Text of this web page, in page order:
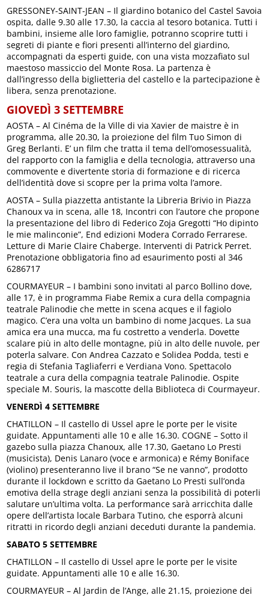
GRESSONEY-SAINT-JEAN – Il giardino botanico del Castel Savoia
ospita, dalle 9.30 alle 17.30, la caccia al tesoro botanica. Tutti i
bambini, insieme alle loro famiglie, potranno scoprire tutti i
segreti di piante e fiori presenti all’interno del giardino,
accompagnati da esperti guide, con una vista mozzafiato sul
maestoso massiccio del Monte Rosa. La partenza è
dall’ingresso della biglietteria del castello e la partecipazione è
libera, senza prenotazione.
GIOVEDÌ 3 SETTEMBRE
AOSTA – Al Cinéma de la Ville di via Xavier de maistre è in
programma, alle 20.30, la proiezione del film Tuo Simon di
Greg Berlanti. E’ un film che tratta il tema dell’omosessualità,
del rapporto con la famiglia e della tecnologia, attraverso una
commovente e divertente storia di formazione e di ricerca
dell’identità dove si scopre per la prima volta l’amore.
AOSTA – Sulla piazzetta antistante la Libreria Brivio in Piazza
Chanoux va in scena, alle 18, Incontri con l’autore che propone
la presentazione del libro di Federico Zoja Gregotti “Ho dipinto
le mie malinconie”, End edizioni Modera Corrado Ferrarese.
Letture di Marie Claire Chaberge. Interventi di Patrick Perret.
Prenotazione obbligatoria fino ad esaurimento posti al 346
6286717
COURMAYEUR – I bambini sono invitati al parco Bollino dove,
alle 17, è in programma Fiabe Remix a cura della compagnia
teatrale Palinodie che mette in scena acques e il fagiolo
magico. C’era una volta un bambino di nome Jacques. La sua
amica era una mucca, ma fu costretto a venderla. Dovette
scalare più in alto delle montagne, più in alto delle nuvole, per
poterla salvare. Con Andrea Cazzato e Solidea Podda, testi e
regia di Stefania Tagliaferri e Verdiana Vono. Spettacolo
teatrale a cura della compagnia teatrale Palinodie. Ospite
speciale M. Souris, la mascotte della Biblioteca di Courmayeur.
VENERDÌ 4 SETTEMBRE
CHATILLON – Il castello di Ussel apre le porte per le visite
guidate. Appuntamenti alle 10 e alle 16.30. COGNE – Sotto il
gazebo sulla piazza Chanoux, alle 17.30, Gaetano Lo Presti
(musicista), Denis Lanaro (voce e armonica) e Rémy Boniface
(violino) presenteranno live il brano “Se ne vanno”, prodotto
durante il lockdown e scritto da Gaetano Lo Presti sull’onda
emotiva della strage degli anziani senza la possibilità di poterli
salutare un’ultima volta. La performance sarà arricchita dalle
opere dell’artista locale Barbara Tutino, che esporrà alcuni
ritratti in ricordo degli anziani deceduti durante la pandemia.
SABATO 5 SETTEMBRE
CHATILLON – Il castello di Ussel apre le porte per le visite
guidate. Appuntamenti alle 10 e alle 16.30.
COURMAYEUR – Al Jardin de l’Ange, alle 21.15, proiezione dei